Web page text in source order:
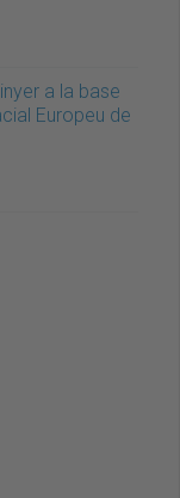
a la base
Europeu de